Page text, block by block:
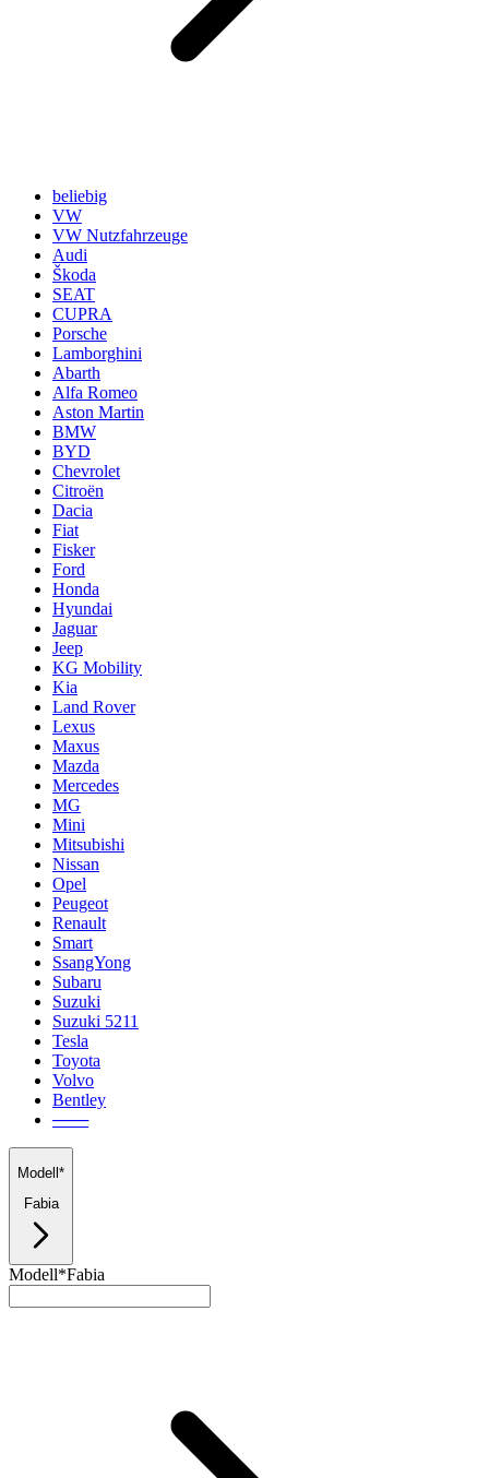
beliebig
VW
VW Nutzfahrzeuge
Audi
Škoda
SEAT
CUPRA
Porsche
Lamborghini
Abarth
Alfa Romeo
Aston Martin
BMW
BYD
Chevrolet
Citroën
Dacia
Fiat
Fisker
Ford
Honda
Hyundai
Jaguar
Jeep
KG Mobility
Kia
Land Rover
Lexus
Maxus
Mazda
Mercedes
MG
Mini
Mitsubishi
Nissan
Opel
Peugeot
Renault
Smart
SsangYong
Subaru
Suzuki
Suzuki 5211
Tesla
Toyota
Volvo
Bentley
───
Modell*
Fabia
Modell*Fabia